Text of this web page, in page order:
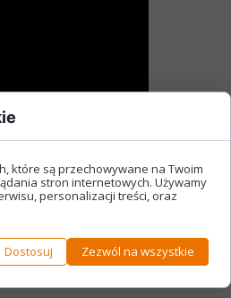
które są przechowywane na Twoim
stron internetowych. Używamy
personalizacji treści, oraz
Dostosuj Zezwól na wszystkie